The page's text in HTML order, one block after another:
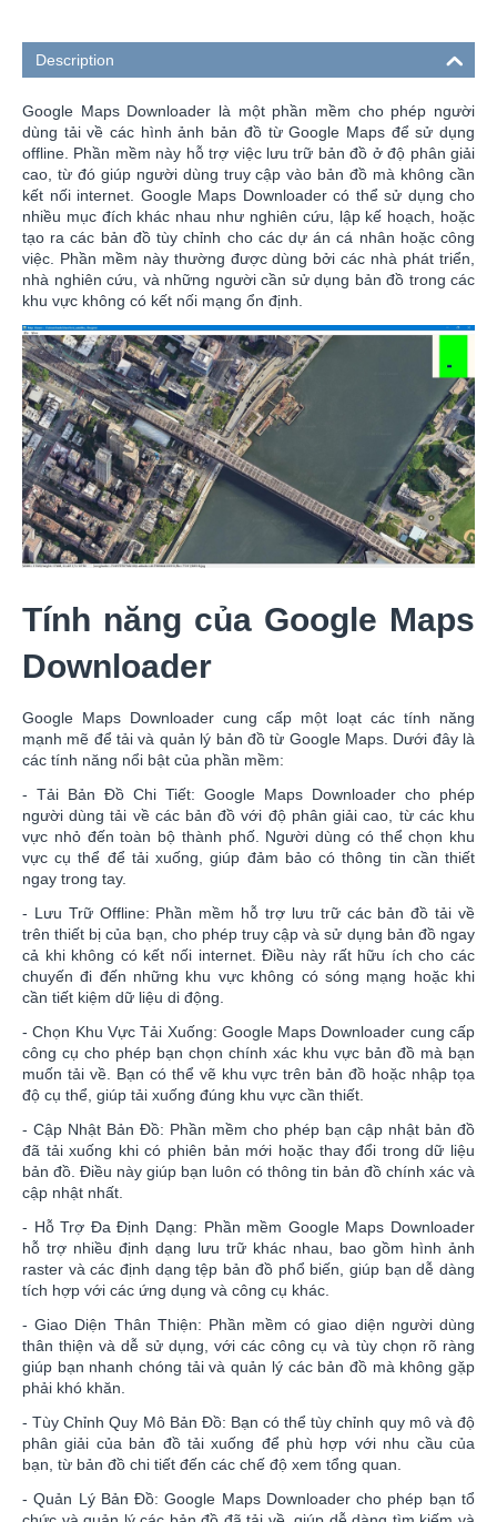
Description
Google Maps Downloader là một phần mềm cho phép người
dùng tải về các hình ảnh bản đồ từ Google Maps để sử dụng
offline. Phần mềm này hỗ trợ việc lưu trữ bản đồ ở độ phân giải
cao, từ đó giúp người dùng truy cập vào bản đồ mà không cần
kết nối internet. Google Maps Downloader có thể sử dụng cho
nhiều mục đích khác nhau như nghiên cứu, lập kế hoạch, hoặc
tạo ra các bản đồ tùy chỉnh cho các dự án cá nhân hoặc công
việc. Phần mềm này thường được dùng bởi các nhà phát triển,
nhà nghiên cứu, và những người cần sử dụng bản đồ trong các
khu vực không có kết nối mạng ổn định.
Tính năng của Google Maps
Downloader
Google Maps Downloader cung cấp một loạt các tính năng
mạnh mẽ để tải và quản lý bản đồ từ Google Maps. Dưới đây là
các tính năng nổi bật của phần mềm:
- Tải Bản Đồ Chi Tiết: Google Maps Downloader cho phép
người dùng tải về các bản đồ với độ phân giải cao, từ các khu
vực nhỏ đến toàn bộ thành phố. Người dùng có thể chọn khu
vực cụ thể để tải xuống, giúp đảm bảo có thông tin cần thiết
ngay trong tay.
- Lưu Trữ Offline: Phần mềm hỗ trợ lưu trữ các bản đồ tải về
trên thiết bị của bạn, cho phép truy cập và sử dụng bản đồ ngay
cả khi không có kết nối internet. Điều này rất hữu ích cho các
chuyến đi đến những khu vực không có sóng mạng hoặc khi
cần tiết kiệm dữ liệu di động.
- Chọn Khu Vực Tải Xuống: Google Maps Downloader cung cấp
công cụ cho phép bạn chọn chính xác khu vực bản đồ mà bạn
muốn tải về. Bạn có thể vẽ khu vực trên bản đồ hoặc nhập tọa
độ cụ thể, giúp tải xuống đúng khu vực cần thiết.
- Cập Nhật Bản Đồ: Phần mềm cho phép bạn cập nhật bản đồ
đã tải xuống khi có phiên bản mới hoặc thay đổi trong dữ liệu
bản đồ. Điều này giúp bạn luôn có thông tin bản đồ chính xác và
cập nhật nhất.
- Hỗ Trợ Đa Định Dạng: Phần mềm Google Maps Downloader
hỗ trợ nhiều định dạng lưu trữ khác nhau, bao gồm hình ảnh
raster và các định dạng tệp bản đồ phổ biến, giúp bạn dễ dàng
tích hợp với các ứng dụng và công cụ khác.
- Giao Diện Thân Thiện: Phần mềm có giao diện người dùng
thân thiện và dễ sử dụng, với các công cụ và tùy chọn rõ ràng
giúp bạn nhanh chóng tải và quản lý các bản đồ mà không gặp
phải khó khăn.
- Tùy Chỉnh Quy Mô Bản Đồ: Bạn có thể tùy chỉnh quy mô và độ
phân giải của bản đồ tải xuống để phù hợp với nhu cầu của
bạn, từ bản đồ chi tiết đến các chế độ xem tổng quan.
- Quản Lý Bản Đồ: Google Maps Downloader cho phép bạn tổ